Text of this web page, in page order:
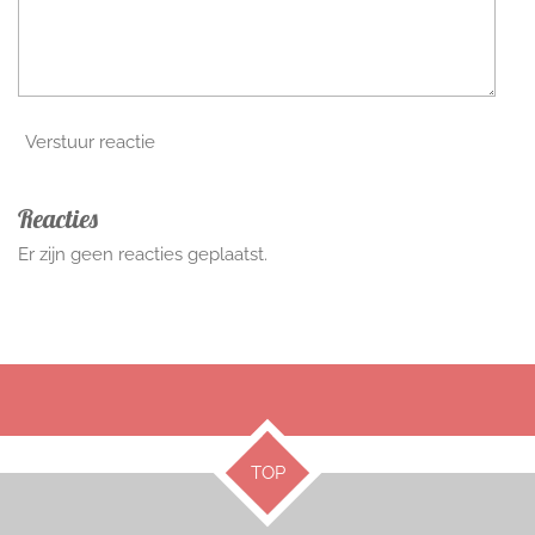
Verstuur reactie
Reacties
Er zijn geen reacties geplaatst.
TOP